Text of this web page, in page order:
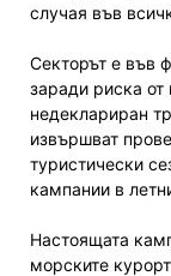
случая във
Секторът е във
заради риска от
недеклариран
извършват
туристически
кампании в
Настоящата
морските